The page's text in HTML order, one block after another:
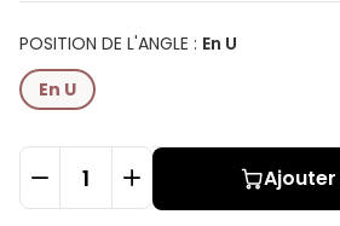
POSITION DE L'ANGLE : En U
En U